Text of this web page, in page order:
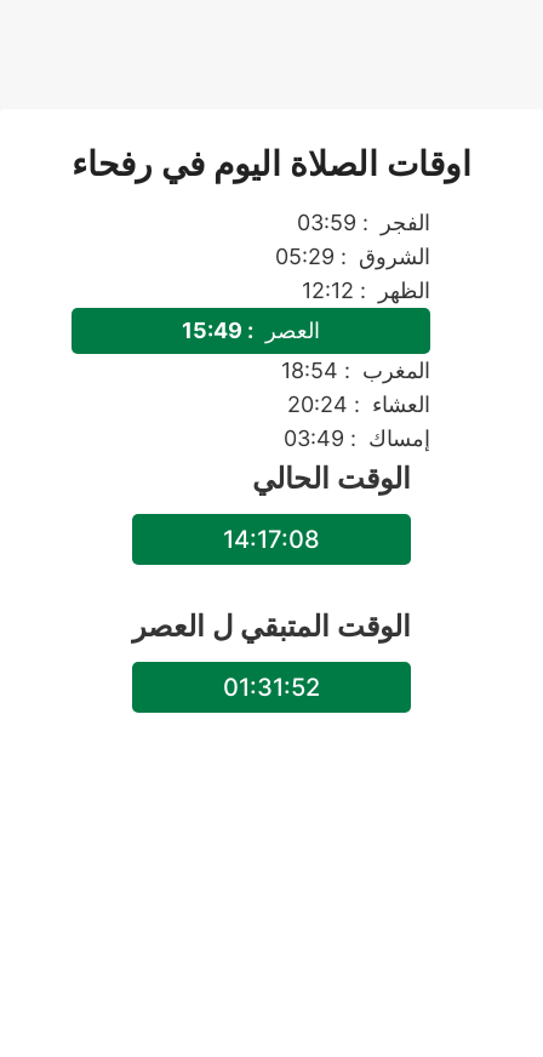
اوقات الصلاة اليوم في رفحاء
الفجر
: 03:59
الشروق : 05:29
الظهر
: 12:12
العصر
: 15:49
المغرب : 18:54
العشاء : 20:24
إمساك : 03:49
الوقت الحالي
14:17:08
الوقت المتبقي ل العصر
01:31:52